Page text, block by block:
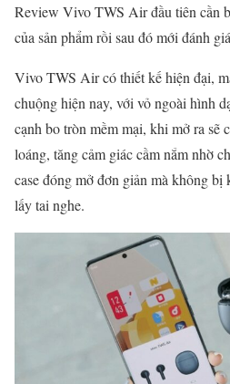
Review Vivo TWS Air đầu tiên cần
của sản phẩm rồi sau đó mới đánh
Vivo TWS Air có thiết kế hiện đại,
chuộng hiện nay, với vỏ ngoài hình
cạnh bo tròn mềm mại, khi mở ra sẽ
loáng, tăng cảm giác cầm nắm nhờ
case đóng mở đơn giản mà không bị
lấy tai nghe.